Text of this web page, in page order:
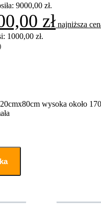
9000,00 zł.
zł najniższa
1000,00 zł.
wysoka około